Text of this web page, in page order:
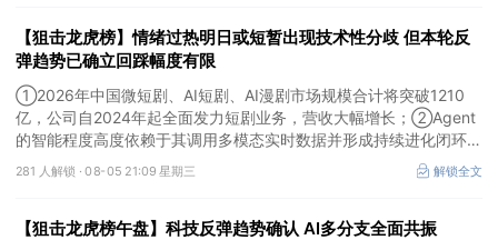
【狙击龙虎榜】情绪过热明日或短暂出现技术性分歧 但本轮反
弹趋势已确立回踩幅度有限
①2026年中国微短剧、AI短剧、AI漫剧市场规模合计将突破1210
亿，公司自2024年起全面发力短剧业务，营收大幅增长；②Agent
的智能程度高度依赖于其调用多模态实时数据并形成持续进化闭环的
能力，公司是全球首个完成TPC-DS测试并通过官方审计的数据库企
业；③2026年被多方定义为Robotaxi商业化元年，公司正从“传统
业从0到1的估值重估红利。
281 人解锁 ·08-05 21:09 星期三 解锁全文
【狙击龙虎榜午盘】科技反弹趋势确认 AI多分支全面共振